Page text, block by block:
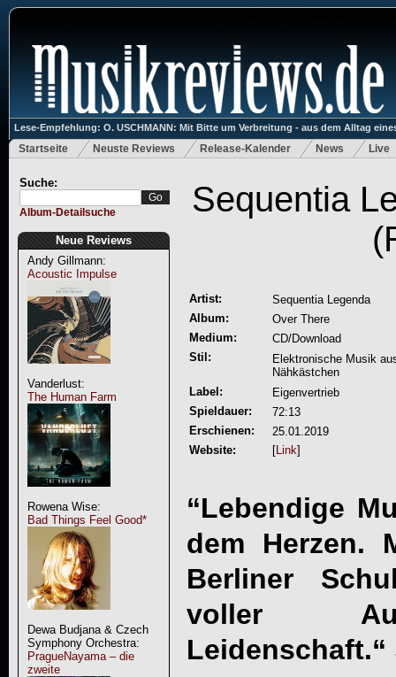
Lese-Empfehlung: O. USCHMANN: Mit Bitte um Verbreitung - aus dem Alltag
Startseite Neuste Reviews Release-Kalender News Live
Suche:
Album-Detailsuche
Neue Reviews
Andy Gillmann:
Acoustic Impulse
Vanderlust:
The Human Farm
Rowena Wise:
Bad Things Feel Good*
Dewa Budjana & Czech
Symphony Orchestra:
PragueNayama – die
zweite
Sequentia
Artist:
Sequentia Legenda
Album:
Over There
Medium:
CD/Download
Stil:
Elektronische Musik
Nähkästchen
Label:
Eigenvertrieb
Spieldauer:
72:13
Erschienen:
25.01.2019
Website:
[Link]
“Lebendige
dem Herzen.
Berliner
voller
Leidenschaft.“